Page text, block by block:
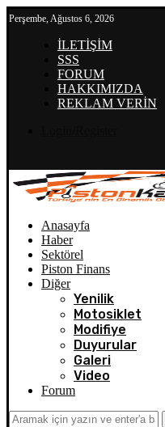
Perşembe, Ağustos 6, 2026
İLETİŞİM
SSS
FORUM
HAKKIMIZDA
REKLAM VERİN
Anasayfa
Haber
Sektörel
Piston Finans
Diğer
Yenilik
Motosiklet
Modifiye
Duyurular
Galeri
Video
Forum